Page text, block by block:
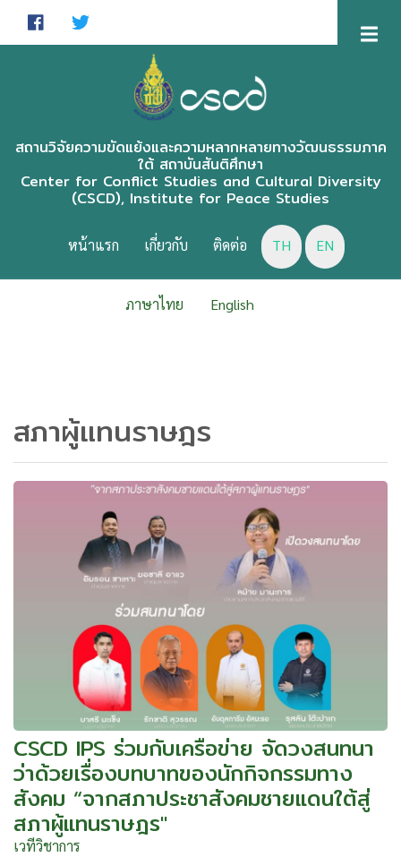
สถานวิจัยความขัดแย้งและความหลากหลายทางวัฒนธรรมภาค
ใต้ สถาบันสันติศึกษา
Center for Conflict Studies and Cultural Diversity
(CSCD), Institute for Peace Studies
หน้าแรก เกี่ยวกับ ติดต่อ TH EN
ภาษาไทย English
สภาผู้แทนราษฎร
CSCD IPS ร่วมกับเครือข่าย จัดวงสนทนา
ว่าด้วยเรื่องบทบาทของนักกิจกรรมทาง
สังคม “จากสภาประชาสังคมชายแดนใต้สู่
สภาผู้แทนราษฎร"
เวทีวิชาการ